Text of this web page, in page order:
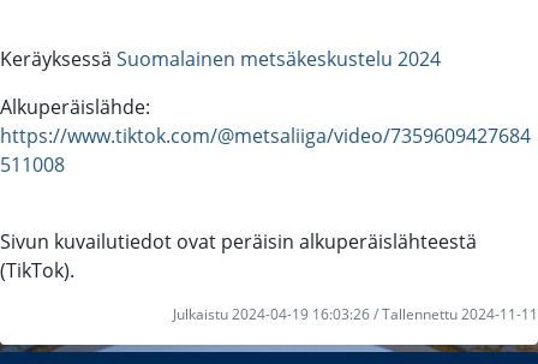
Keräyksessä Suomalainen metsäkeskustelu 2024
Alkuperäislähde:
https://www.tiktok.com/@metsaliiga/video/7359609427684
511008
Sivun kuvailutiedot ovat peräisin alkuperäislähteestä
(TikTok).
Julkaistu 2024-04-19 16:03:26 / Tallennettu 2024-11-11